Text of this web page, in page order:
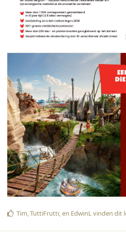
Tim,TuttiFrutti, en EdwinLvinden dit